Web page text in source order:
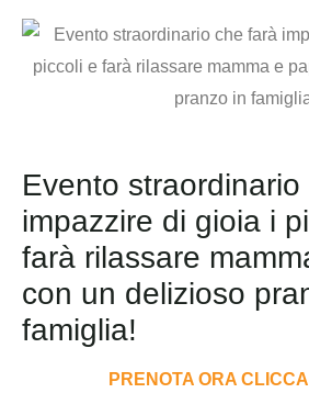
Evento
impazzire di gioia i
farà rilassare
con un delizioso
famiglia!
PRENOTA ORA